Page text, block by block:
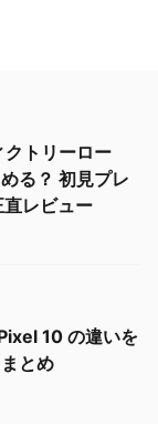
クトリーロー
る？ 初見プレ
レビュー
10 の違いを
とめ